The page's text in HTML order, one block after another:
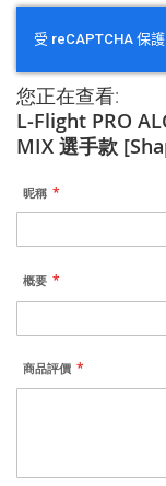
您正在查看:
L-Flight PRO
MIX 選手款
昵稱
概要
商品評價